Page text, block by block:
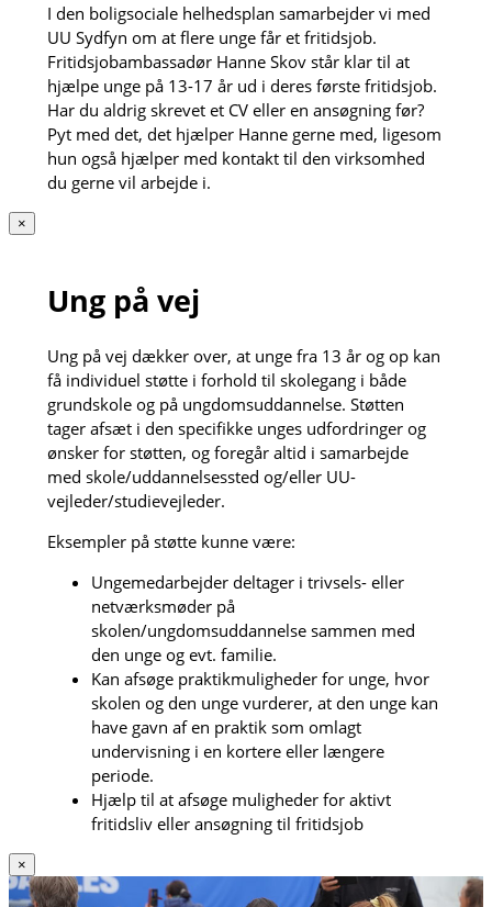
I den boligsociale helhedsplan samarbejder vi med
UU Sydfyn om at flere unge får et fritidsjob.
Fritidsjobambassadør Hanne Skov står klar til at
hjælpe unge på 13-17 år ud i deres første fritidsjob.
Har du aldrig skrevet et CV eller en ansøgning før?
Pyt med det, det hjælper Hanne gerne med, ligesom
hun også hjælper med kontakt til den virksomhed
du gerne vil arbejde i.
×
Ung på vej
Ung på vej dækker over, at unge fra 13 år og op kan
få individuel støtte i forhold til skolegang i både
grundskole og på ungdomsuddannelse. Støtten
tager afsæt i den specifikke unges udfordringer og
ønsker for støtten, og foregår altid i samarbejde
med skole/uddannelsessted og/eller UU-
vejleder/studievejleder.
Eksempler på støtte kunne være:
Ungemedarbejder deltager i trivsels- eller
netværksmøder på
skolen/ungdomsuddannelse sammen med
den unge og evt. familie.
Kan afsøge praktikmuligheder for unge, hvor
skolen og den unge vurderer, at den unge kan
have gavn af en praktik som omlagt
undervisning i en kortere eller længere
periode.
Hjælp til at afsøge muligheder for aktivt
fritidsliv eller ansøgning til fritidsjob
×